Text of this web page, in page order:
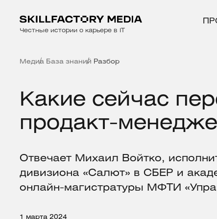
Честные истории о карьере в IT
Медиа База знаний Разбор
Какие сейчас
продакт-
Отвечает Михаил Войтко,
дивизиона «Салют» в СБЕР и
онлайн-магистратуры МФТИ
1 марта 2024